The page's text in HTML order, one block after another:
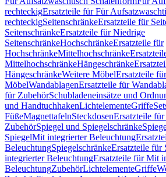
rechteckigErsatzteile für Für
rechteckigSeitenschränkeErsatzteile für
SeitenschränkeErsatzteile für Niedrige
SeitenschränkeHochschränkeErsatzteile für
HochschränkeMittelhochschränke
MittelhochschränkeHängeschränke
HängeschränkeWeitere MöbelErsatzteile
MöbelWandablagenErsatzteile für
für ZubehörSchubladeneinsätze und
und HandtuchhakenLichtelementeGriffe
FüßeMagnettafelnSteckdosenErsatzteile für
ZubehörSpiegel und Spiegelschränke
SpiegelMit integrierter Beleuchtung
BeleuchtungSpiegelschränkeErsatzteile für
integrierter BeleuchtungErsatzteile für Mit
BeleuchtungZubehörLichtelementeGriffe